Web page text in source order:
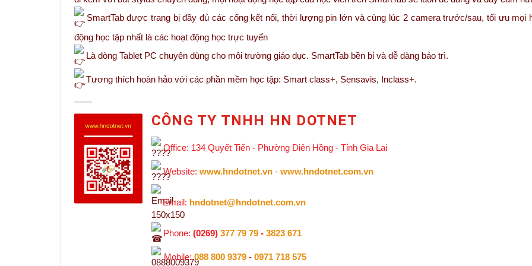
SmartTab được trang bị đầy đủ các cổng kết nối, thời lượng pin lớn và cùng lúc 2 camera trước/sau, tối ưu mọi
động học tập nhất là các hoạt động học trực tuyến
Là dòng Tablet PC chuyên dùng cho môi trường giáo dục. SmartTab bền bỉ và dễ dàng bảo trì.
Tương thích hoàn hảo với các phần mềm học tập: Smart class+, Sensavis, Inclass+.
CÔNG TY TNHH HN DOTNET
Office: 134 Quyết Tiến - Phường Diên Hồng - Tỉnh Gia Lai
Website: www.hndotnet.vn - www.hndotnet.com.vn
Email: hndotnet@hndotnet.com.vn
Phone: (0269) 377 79 79- 3823 671
Mobile: 088 800 9379- 0971 718 575